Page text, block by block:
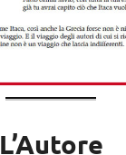
L’Autore